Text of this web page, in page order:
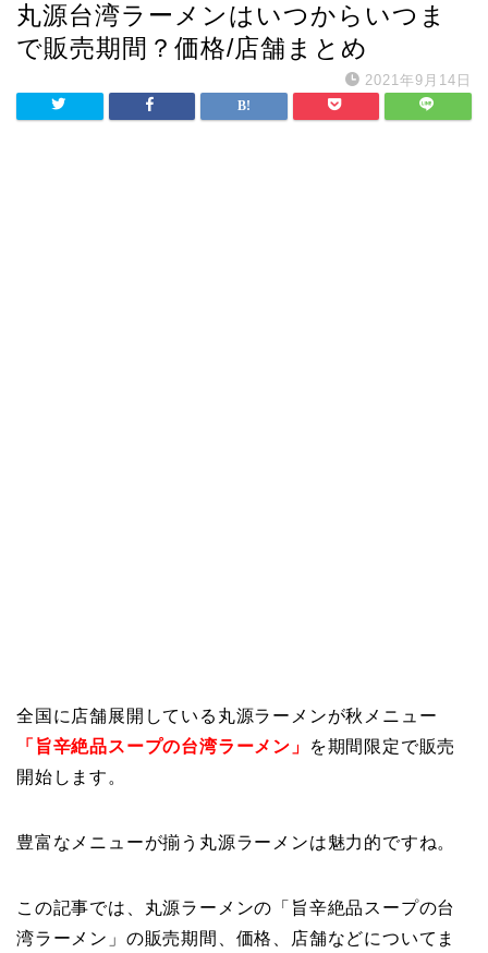
丸源台湾ラーメンはいつからいつま
で販売期間？価格/店舗まとめ
2021年9月14日
全国に店舗展開している丸源ラーメンが秋メニュー
「旨辛絶品スープの台湾ラーメン」
を期間限定で販売
開始します。
豊富なメニューが揃う丸源ラーメンは魅力的ですね。
この記事では、丸源ラーメンの「旨辛絶品スープの台
湾ラーメン」の販売期間、価格、店舗などについてま